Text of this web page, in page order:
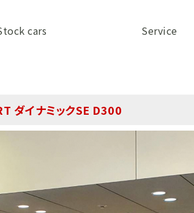
cars Service
ダイナミックSE D300